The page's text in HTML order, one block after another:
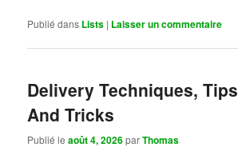
Publié dans Lists | Laisser un commentaire
Delivery Techniques, Tips
And Tricks
Publié leaoût 4, 2026parThomas